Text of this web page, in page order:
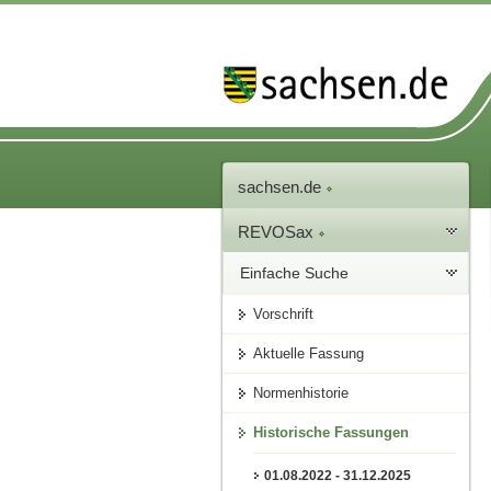
sachsen.de
REVOSax
Einfache Suche
Vorschrift
Aktuelle Fassung
Normenhistorie
Historische Fassungen
01.08.2022 - 31.12.2025